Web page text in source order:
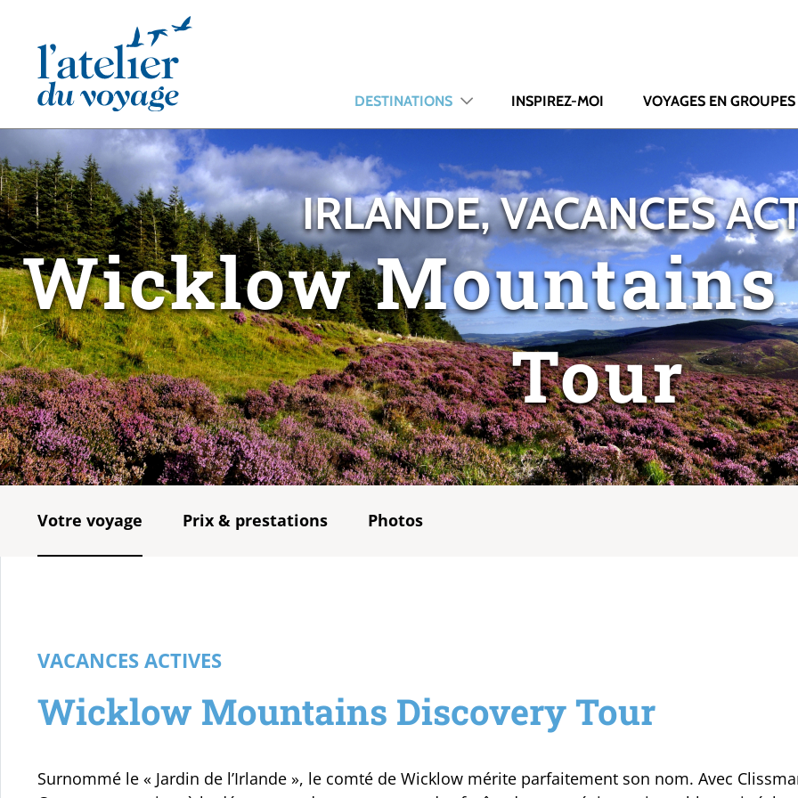
DESTINATIONS INSPIREZ-MOI VOYAGES EN GROUPES
IRLANDE, VACANCES
Wicklow Mountains
Tour
Votre voyage Prix & prestations Photos
VACANCES ACTIVES
Wicklow Mountains Discovery Tour
Surnommé le « Jardin de l’Irlande », le comté de Wicklow mérite parfaitement son nom. Avec
Panneau de gestion des cookies